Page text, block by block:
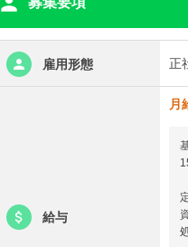
雇用形態 正
給与
月